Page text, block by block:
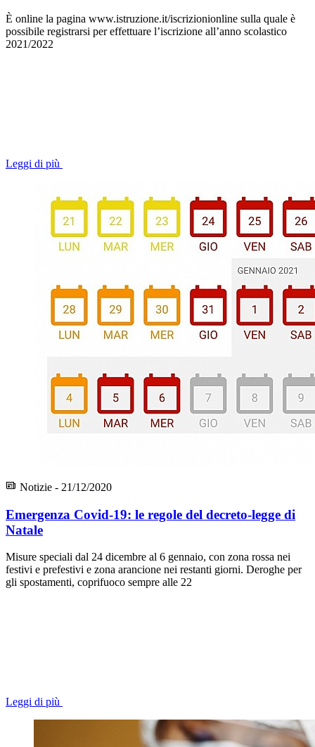
È online la pagina www.istruzione.it/iscrizionionline sulla quale è
possibile registrarsi per effettuare l’iscrizione all’anno scolastico
2021/2022
Leggi di più
Notizie - 21/12/2020
Emergenza Covid-19: le regole del decreto-legge di
Natale
Misure speciali dal 24 dicembre al 6 gennaio, con zona rossa nei
festivi e prefestivi e zona arancione nei restanti giorni. Deroghe per
gli spostamenti, coprifuoco sempre alle 22
Leggi di più